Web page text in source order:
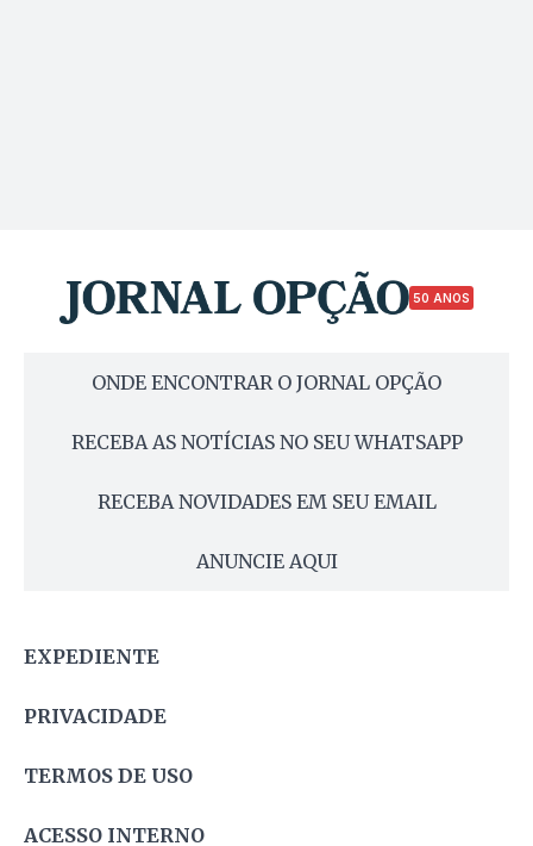
50 ANOS
ONDE ENCONTRAR O JORNAL OPÇÃO
RECEBA AS NOTÍCIAS NO SEU WHATSAPP
RECEBA NOVIDADES EM SEU EMAIL
ANUNCIE AQUI
EXPEDIENTE
PRIVACIDADE
TERMOS DE USO
ACESSO INTERNO